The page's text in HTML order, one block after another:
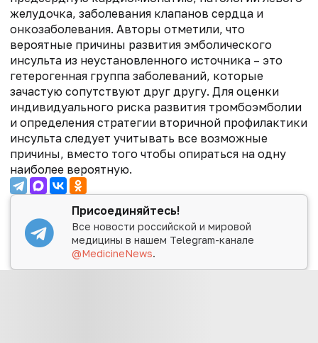
желудочка, заболевания клапанов сердца и
онкозаболевания. Авторы отметили, что
вероятные причины развития эмболического
инсульта из неустановленного источника – это
гетерогенная группа заболеваний, которые
зачастую сопутствуют друг другу. Для оценки
индивидуального риска развития тромбоэмболии
и определения стратегии вторичной профилактики
инсульта следует учитывать все возможные
причины, вместо того чтобы опираться на одну
наиболее вероятную.
Присоединяйтесь!
Все новости российской и мировой
медицины в нашем Telegram-канале
@MedicineNews.